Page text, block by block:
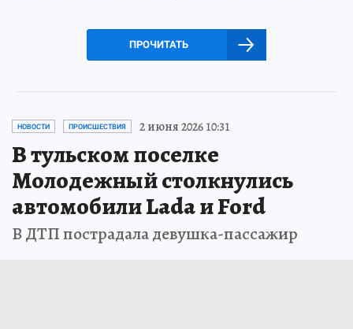
ПРОЧИТАТЬ
НОВОСТИ ПРОИСШЕСТВИЯ 2 июня 2026 10:31
В тульском поселке
Молодежный столкнулись
автомобили Lada и Ford
В ДТП пострадала девушка-пассажир